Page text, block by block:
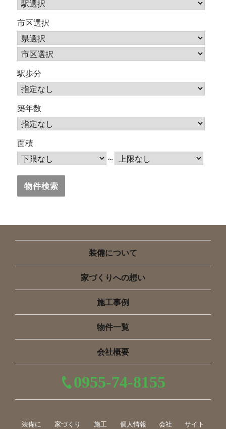
市区選択
駅歩分
築年数
面積
～
装備について
家づくりへの想い
施工事例
物件一覧
会社概要
0955-74-8155
装備に
家づくり
施工
個人情報
会社
サイト